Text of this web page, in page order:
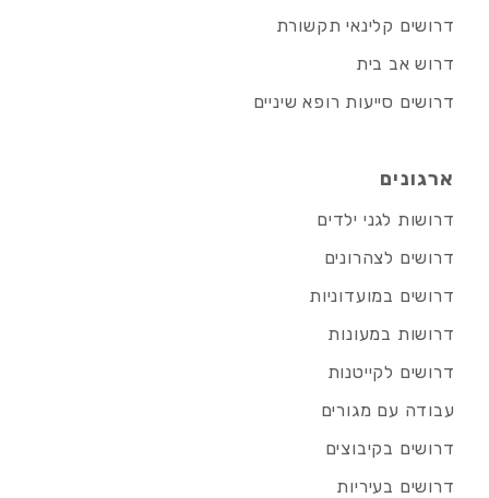
דרושים קלינאי תקשורת
דרוש אב בית
דרושים סייעות רופא שיניים
ארגונים
דרושות לגני ילדים
דרושים לצהרונים
דרושים במועדוניות
דרושות במעונות
דרושים לקייטנות
עבודה עם מגורים
דרושים בקיבוצים
דרושים בעיריות